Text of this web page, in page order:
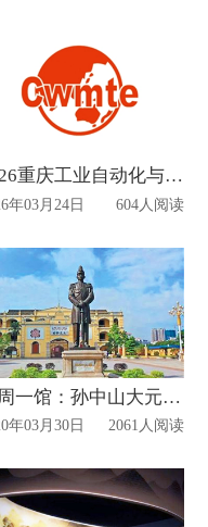
2026重庆工业自动化与机器人展会策划方案
年03月24日 604人阅读
每周一馆：孙中山大元帅府纪念馆
年03月30日 2061人阅读